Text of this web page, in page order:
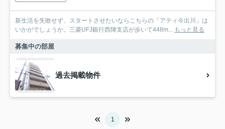
新生活を失敗せず、スタートさせたいならこちらの「アティ今出川」は
いかがでしょうか。三菱UFJ銀行西陣支店が歩いて448m... もっと見る
募集中の部屋
過去掲載物件
1